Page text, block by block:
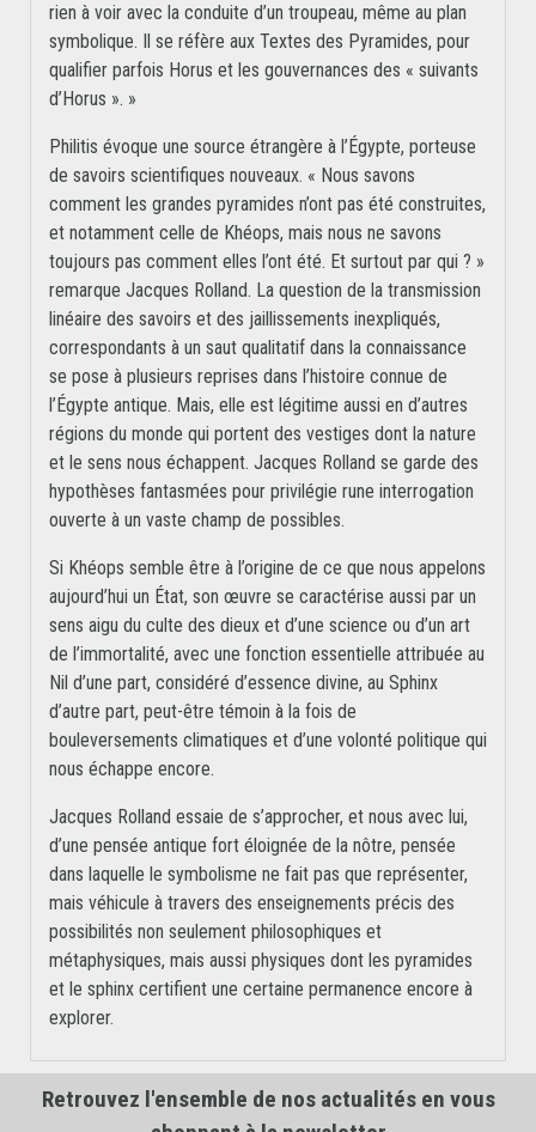
rien à voir avec la conduite d’un troupeau, même au plan
symbolique. Il se réfère aux Textes des Pyramides, pour
qualifier parfois Horus et les gouvernances des « suivants
d’Horus ». »
Philitis évoque une source étrangère à l’Égypte, porteuse
de savoirs scientifiques nouveaux. « Nous savons
comment les grandes pyramides n’ont pas été construites,
et notamment celle de Khéops, mais nous ne savons
toujours pas comment elles l’ont été. Et surtout par qui ? »
remarque Jacques Rolland. La question de la transmission
linéaire des savoirs et des jaillissements inexpliqués,
correspondants à un saut qualitatif dans la connaissance
se pose à plusieurs reprises dans l’histoire connue de
l’Égypte antique. Mais, elle est légitime aussi en d’autres
régions du monde qui portent des vestiges dont la nature
et le sens nous échappent. Jacques Rolland se garde des
hypothèses fantasmées pour privilégie rune interrogation
ouverte à un vaste champ de possibles.
Si Khéops semble être à l’origine de ce que nous appelons
aujourd’hui un État, son œuvre se caractérise aussi par un
sens aigu du culte des dieux et d’une science ou d’un art
de l’immortalité, avec une fonction essentielle attribuée au
Nil d’une part, considéré d’essence divine, au Sphinx
d’autre part, peut-être témoin à la fois de
bouleversements climatiques et d’une volonté politique qui
nous échappe encore.
Jacques Rolland essaie de s’approcher, et nous avec lui,
d’une pensée antique fort éloignée de la nôtre, pensée
dans laquelle le symbolisme ne fait pas que représenter,
mais véhicule à travers des enseignements précis des
possibilités non seulement philosophiques et
métaphysiques, mais aussi physiques dont les pyramides
et le sphinx certifient une certaine permanence encore à
explorer.
Retrouvez l'ensemble de nos actualités en vous